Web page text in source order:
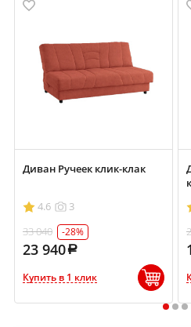
Диван Ручеек клик-клак
4.6
3
33 040
-28%
23 940
Купить в 1 клик
1 2 3